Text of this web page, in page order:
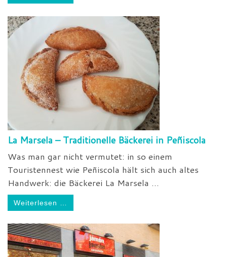
La Marsela – Traditionelle Bäckerei in Peñiscola
Was man gar nicht vermutet: in so einem
Touristennest wie Peñiscola hält sich auch altes
Handwerk: die Bäckerei La Marsela ...
Weiterlesen …